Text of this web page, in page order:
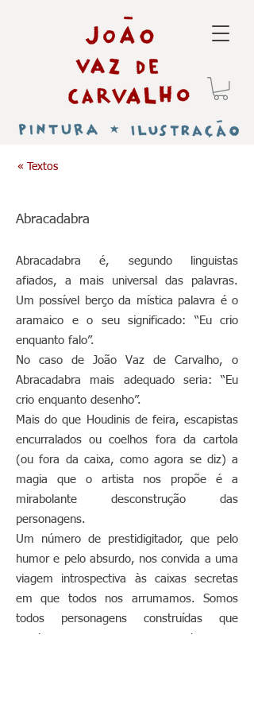
« Textos
​Abracadabra
Abracadabra é, segundo linguistas
afiados, a mais universal das palavras.
Um possível berço da mística palavra é o
aramaico e o seu significado: “Eu crio
enquanto falo”.
No caso de João Vaz de Carvalho, o
Abracadabra mais adequado seria: “Eu
crio enquanto desenho”.
Mais do que Houdinis de feira, escapistas
encurralados ou coelhos fora da cartola
(ou fora da caixa, como agora se diz) a
magia que o artista nos propõe é a
mirabolante desconstrução das
personagens.
Um número de prestidigitador, que pelo
humor e pelo absurdo, nos convida a uma
viagem introspectiva às caixas secretas
em que todos nos arrumamos. Somos
todos personagens construídas que
precisamos, por vezes de nos